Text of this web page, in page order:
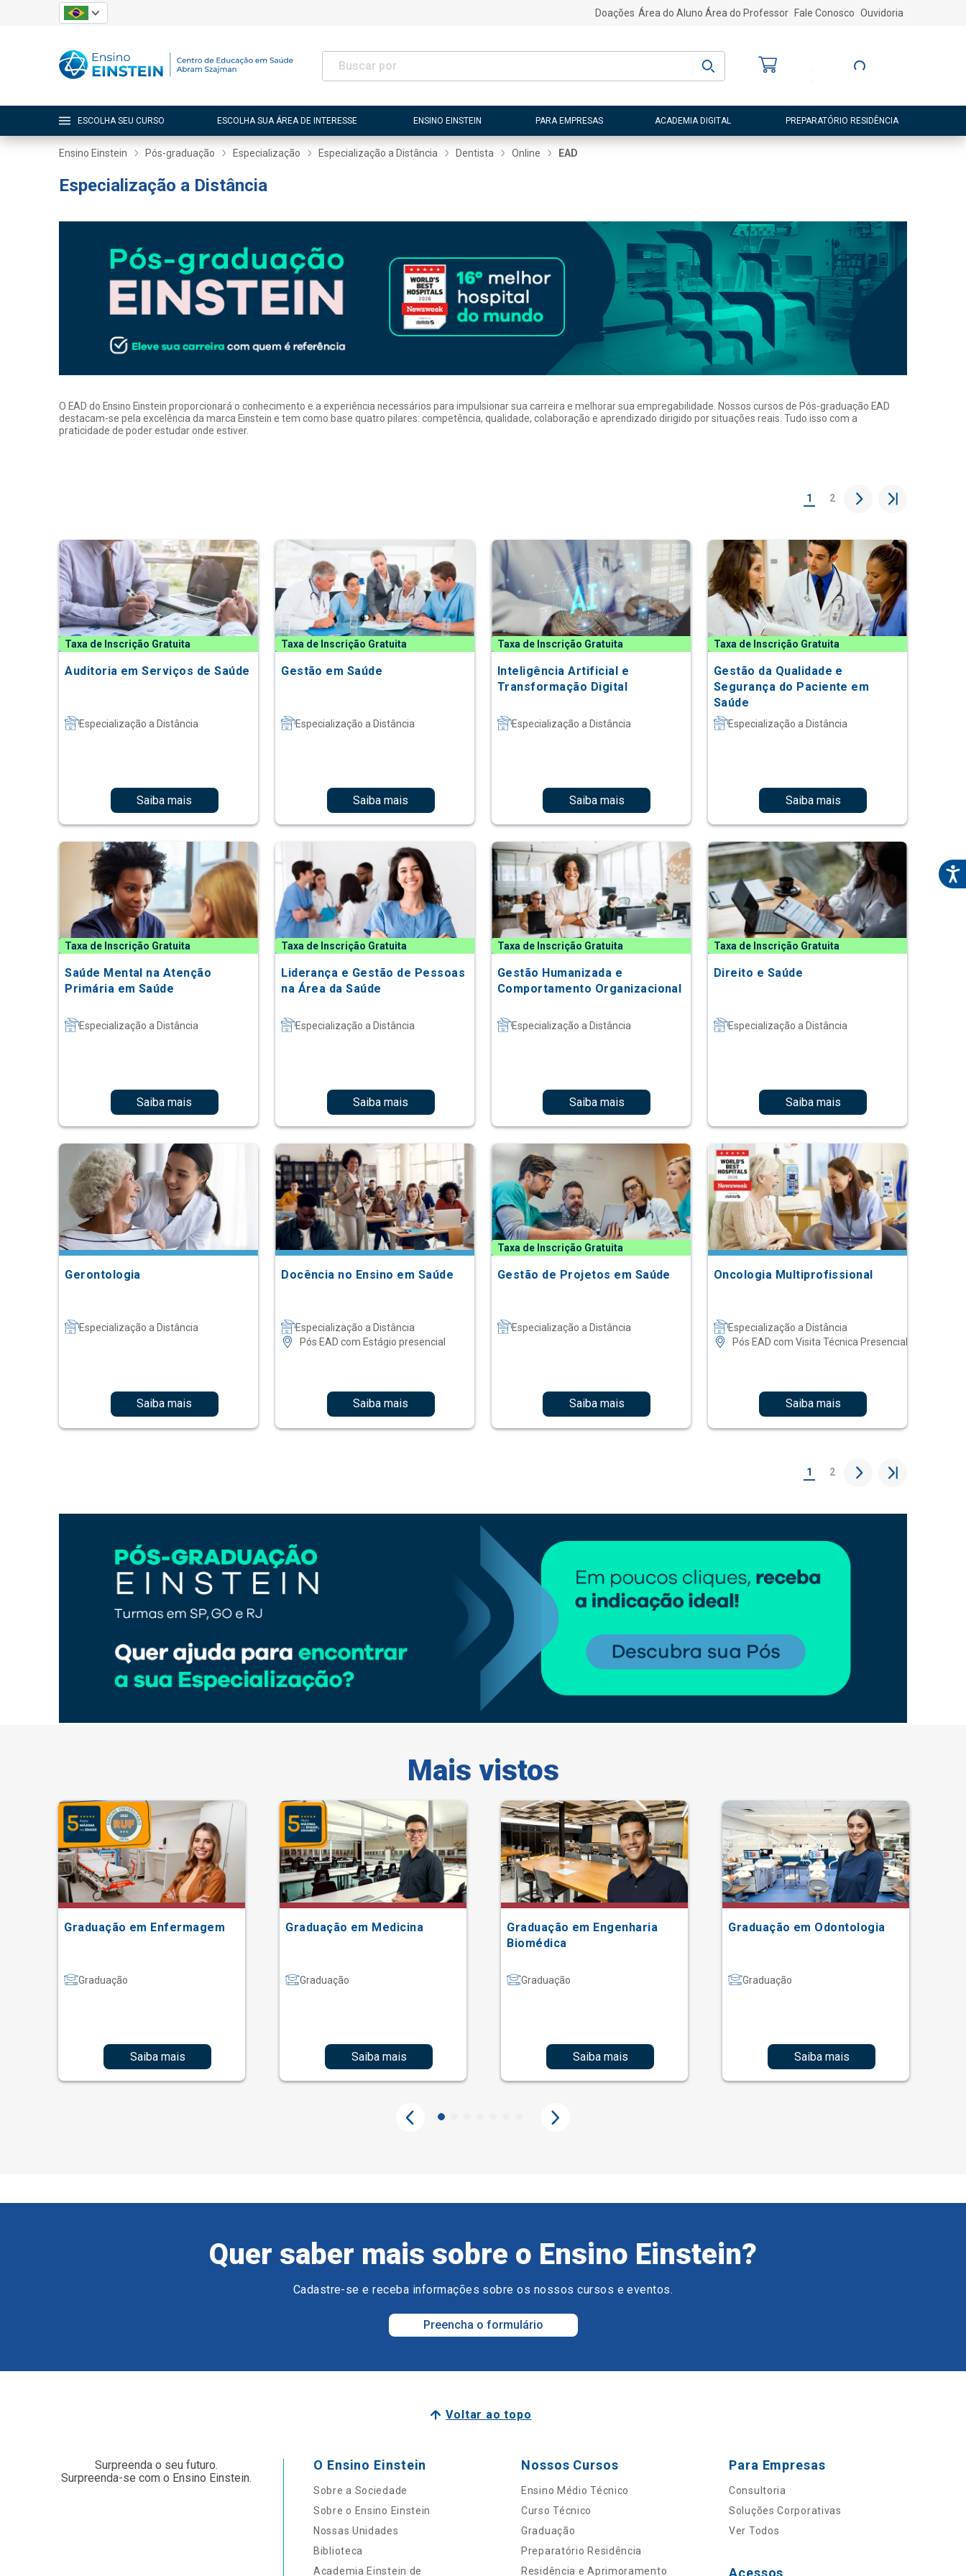
Doações Área do Aluno Área do Professor Fale Conosco Ouvidoria
Entre ou Cadastre-
ESCOLHA SEU CURSO ESCOLHA SUA ÁREA DE INTERESSE ENSINO EINSTEIN PARA EMPRESAS ACADEMIA DIGITAL PREPARATÓRIO RESIDÊNCIA
Ensino Einstein Pós-graduação Especialização Especialização a Distância Dentista Online EAD
Especialização a Distância
O EAD do Ensino Einstein proporcionará o conhecimento e a experiência necessários para impulsionar sua carreira e melhorar sua empregabilidade. Nossos cursos de Pós-graduação EAD
destacam-se pela excelência da marca Einstein e tem como base quatro pilares: competência, qualidade, colaboração e aprendizado dirigido por situações reais. Tudo isso com a
praticidade de poder estudar onde estiver.
1 2
Taxa de Inscrição Gratuita
Auditoria em Serviços de Saúde
Especialização a Distância
Saiba mais
Taxa de Inscrição Gratuita
Gestão em Saúde
Especialização a Distância
Saiba mais
Taxa de Inscrição Gratuita
Inteligência Artificial e
Transformação Digital
Especialização a Distância
Saiba mais
Taxa de Inscrição Gratuita
Gestão da Qualidade e
Segurança do Paciente em
Saúde
Especialização a Distância
Saiba mais
Taxa de Inscrição Gratuita
Saúde Mental na Atenção
Primária em Saúde
Especialização a Distância
Saiba mais
Taxa de Inscrição Gratuita
Liderança e Gestão de Pessoas
na Área da Saúde
Especialização a Distância
Saiba mais
Taxa de Inscrição Gratuita
Gestão Humanizada e
Comportamento Organizacional
Especialização a Distância
Saiba mais
Taxa de Inscrição Gratuita
Direito e Saúde
Especialização a Distância
Saiba mais
Gerontologia
Especialização a Distância
Saiba mais
Docência no Ensino em Saúde
Especialização a Distância
Pós EAD com Estágio presencial
Saiba mais
Taxa de Inscrição Gratuita
Gestão de Projetos em Saúde
Especialização a Distância
Saiba mais
Oncologia Multiprofissional
Especialização a Distância
Pós EAD com Visita Técnica Presencial
Saiba mais
1 2
Mais vistos
Graduação em Enfermagem
Graduação
Saiba mais
Graduação em Medicina
Graduação
Saiba mais
Graduação em Engenharia
Biomédica
Graduação
Saiba mais
Graduação em Odontologia
Graduação
Saiba mais
Quer saber mais sobre o Ensino Einstein?
Cadastre-se e receba informações sobre os nossos cursos e eventos.
Preencha o formulário
Voltar ao topo
Surpreenda o seu futuro.
Surpreenda-se com o Ensino Einstein.
O Ensino Einstein
Sobre a Sociedade
Sobre o Ensino Einstein
Nossas Unidades
Biblioteca
Academia Einstein de
Nossos Cursos
Ensino Médio Técnico
Curso Técnico
Graduação
Preparatório Residência
Residência e Aprimoramento
Para Empresas
Consultoria
Soluções Corporativas
Ver Todos
Acessos